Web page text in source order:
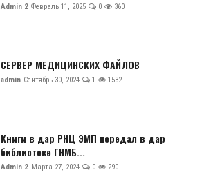
Admin 2 Февраль 11, 2025 0 360
СЕРВЕР МЕДИЦИНСКИХ ФАЙЛОВ
admin Сентябрь 30, 2024 1 1532
Книги в дар РНЦ ЭМП передал в дар
библиотеке ГНМБ...
Admin 2 Марта 27, 2024 0 290